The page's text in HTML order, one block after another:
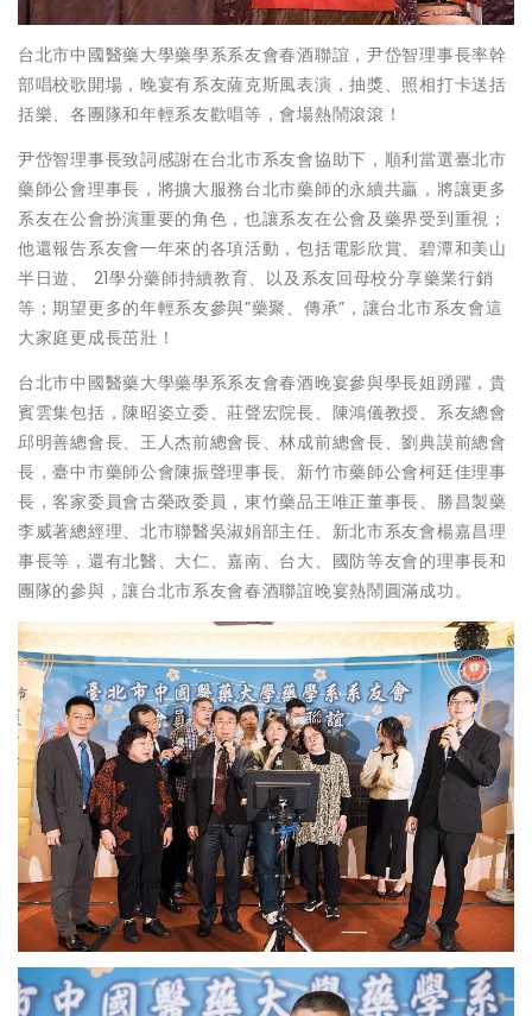
台北市中國醫藥大學藥學系系友會春酒聯誼，尹岱智理事長率幹
部唱校歌開場，晚宴有系友薩克斯風表演，抽獎、照相打卡送括
括樂、各團隊和年輕系友歡唱等，會場熱鬧滾滾！
尹岱智理事長致詞感謝在台北市系友會協助下，順利當選臺北市
藥師公會理事長，將擴大服務台北市藥師的永續共贏，將讓更多
系友在公會扮演重要的角色，也讓系友在公會及藥界受到重視；
他還報告系友會一年來的各項活動，包括電影欣賞、碧潭和美山
半日遊、 21學分藥師持續教育、以及系友回母校分享藥業行銷
等；期望更多的年輕系友參與”藥聚、傳承”，讓台北市系友會這
大家庭更成長茁壯！
台北市中國醫藥大學藥學系系友會春酒晚宴參與學長姐踴躍，貴
賓雲集包括，陳昭姿立委、莊聲宏院長、陳鴻儀教授、系友總會
邱明善總會長、王人杰前總會長、林成前總會長、劉典謨前總會
長，臺中市藥師公會陳振聲理事長、新竹市藥師公會柯廷佳理事
長，客家委員會古榮政委員，東竹藥品王唯正董事長、勝昌製藥
李威著總經理、北市聯醫吳淑娟部主任、新北市系友會楊嘉昌理
事長等，還有北醫、大仁、嘉南、台大、國防等友會的理事長和
團隊的參與，讓台北市系友會春酒聯誼晚宴熱鬧圓滿成功。